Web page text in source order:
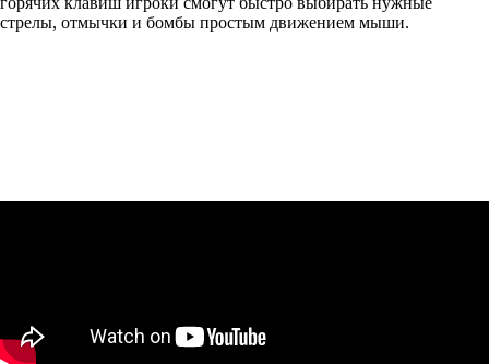
стрелы, отмычки и бомбы простым движением мыши.